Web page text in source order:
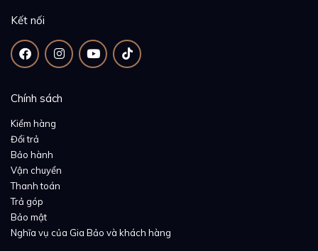
Ở vị trí 3h vẫn là cửa sổ ngày quen thuộc. Các chữ số
chỉ ngày hiển thị rõ hơn qua thấu kính Cyclops. Tại vị
trí 12h vẫn là hình vương miện quen thuộc biểu tượng
Kết nối
Chính sách
Kiểm hàng
Đổi trả
Bảo hành
Vận chuyển
Thanh toán
Trả góp
Bảo mật
Nghĩa vụ của Gia Bảo và khách hàng